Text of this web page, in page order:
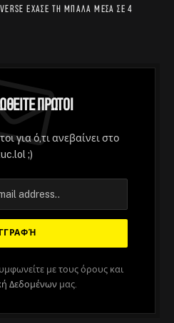
έχασε τη μπάλα μέσα σε 4
Πρώτοι
για ό,τι ανεβαίνει στο
;)
με τους όρους και
Δεδομένων μας.
ετοιμάζει ταινία